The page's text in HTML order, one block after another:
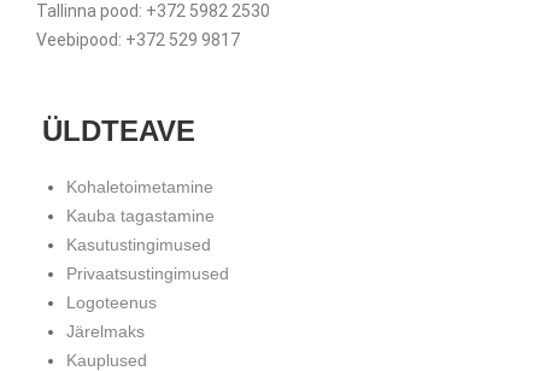
Tallinna pood: +372 5982 2530
Veebipood: +372 529 9817
ÜLDTEAVE
Kohaletoimetamine
Kauba tagastamine
Kasutustingimused
Privaatsustingimused
Logoteenus
Järelmaks
Kauplused